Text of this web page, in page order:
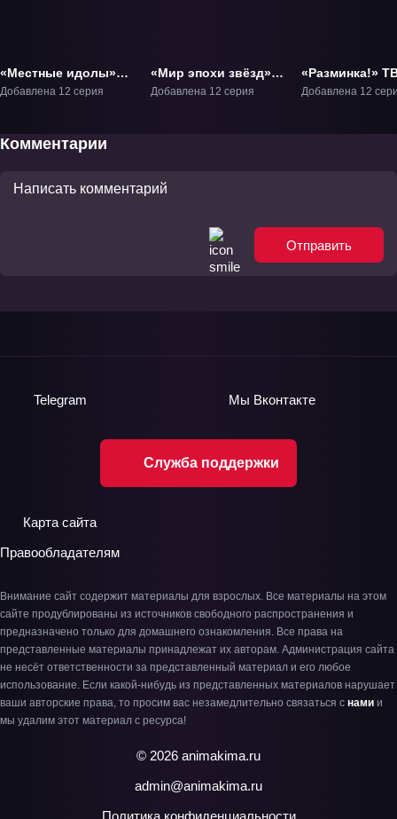
«Местные идолы»
ТВ-1
Добавлена 12 серия
«Мир эпохи звёзд»
ТВ-1
Добавлена 12 серия
«Разминка!»
Добавлена 12
Комментарии
Отправить
Служба поддержки
Telegram Мы Вконтакте
Карта сайта
Правообладателям
Внимание сайт содержит материалы для взрослых. Все материалы на этом
сайте продублированы из источников свободного распространения и
предназначено только для домашнего ознакомления. Все права на
представленные материалы принадлежат их авторам. Администрация сайта
не несёт ответственности за представленный материал и его любое
использование. Если какой-нибудь из представленных материалов нарушает
ваши авторские права, то просим вас незамедлительно связаться с нами и
мы удалим этот материал с ресурса!
© 2026 animakima.ru
admin@animakima.ru